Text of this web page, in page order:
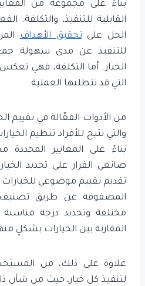
بناءً على مجموعة من
القابلية للتنفيذ، والتكلفة.
الحل علىتحقيق الأهداف
للتنفيذ عن مدى سهولة جمع
الخيار. أما التكلفة، فهي تعكس
التي قد تتطلبها العملية.
من الأدوات الفعّالة في تقييم
والتي تتيح للأفراد تنظيم
بناءً على المعايير المحددة
صانعي القرار على تحديد
تقديم تقييم موضوعي
المصفوفة عن طريق تصنيف
مختلفة وتحديد درجة
المقارنة بين الخيارات بشكلٍ
علاوة على ذلك، من
لتنفيذ كل خيار، حيث من شأن